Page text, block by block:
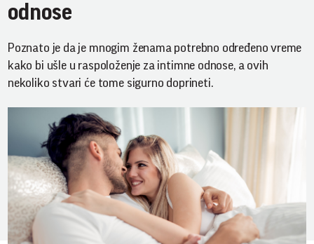
odnose
Poznato je da je mnogim ženama potrebno određeno vreme
kako bi ušle u raspoloženje za intimne odnose, a ovih
nekoliko stvari će tome sigurno doprineti.